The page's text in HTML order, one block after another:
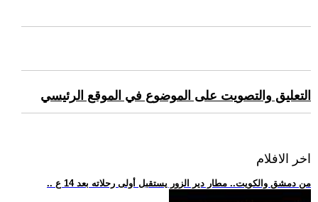
التعليق والتصويت على الموضوع في الموقع الرئيسي
اخر الافلام
.. من دمشق والكويت.. مطار دير الزور يستقبل أولى رحلاته بعد 14 ع